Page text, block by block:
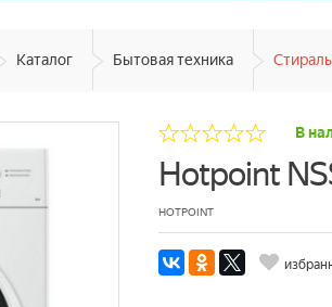
Каталог Бытовая техника
В
Hotpoint
HOTPOINT